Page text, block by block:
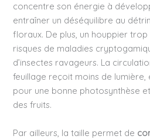
concentre son énergie à
entraîner un déséquilibre au
floraux. De plus, un houppier
risques de maladies
d’insectes ravageurs. La
feuillage reçoit moins de
pour une bonne photosynthèse
des fruits.
Par ailleurs, la taille permet de